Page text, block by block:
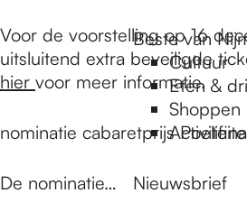
Beste van
Cultuur
Eten &
Shoppen
Nieuwsbrief
Voor de voorstelling op 16
uitsluitend extra beveiligde
hier voor meer informatie.
nominatie cabaretprijs
De nominatie…